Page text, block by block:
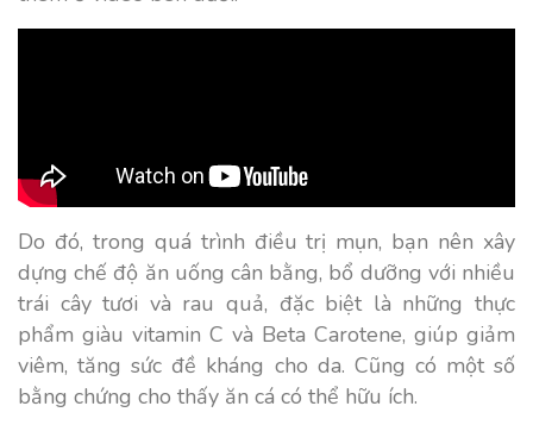
Do đó, trong quá trình điều trị mụn, bạn nên xây
dựng chế độ ăn uống cân bằng, bổ dưỡng với nhiều
trái cây tươi và rau quả, đặc biệt là những thực
phẩm giàu vitamin C và Beta Carotene, giúp giảm
viêm, tăng sức đề kháng cho da. Cũng có một số
bằng chứng cho thấy ăn cá có thể hữu ích.